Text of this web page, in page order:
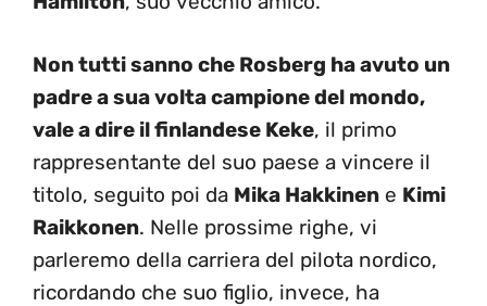
Non tutti sanno che Rosberg ha avuto un
padre a sua volta campione del mondo,
vale a dire il finlandese Keke, il primo
rappresentante del suo paese a vincere il
titolo, seguito poi da Mika Hakkinen e Kimi
Raikkonen. Nelle prossime righe, vi
parleremo della carriera del pilota nordico,
ricordando che suo figlio, invece, ha